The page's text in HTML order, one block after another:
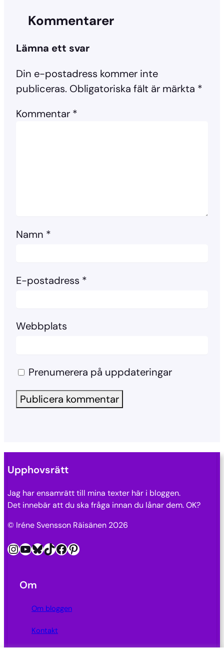
Kommentarer
Lämna ett svar
Din e-postadress kommer inte
publiceras. Obligatoriska fält är märkta *
Kommentar *
Namn *
E-postadress *
Webbplats
Prenumerera på uppdateringar
Upphovsrätt
Jag har ensamrätt till mina texter här i bloggen.
Det innebär att du ska fråga innan du lånar dem. OK?
© Iréne Svensson Räisänen 2026
InstagramYouTube Bluesky TikTok Facebook Pinterest
Om
Om bloggen
Kontakt